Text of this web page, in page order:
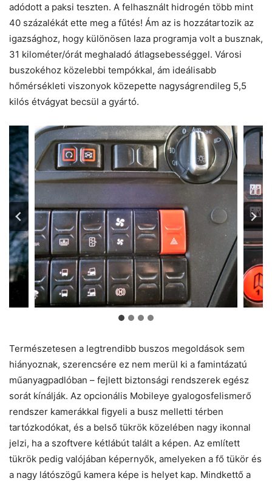
adódott a paksi teszten. A felhasznált hidrogén több mint
40 százalékát ette meg a fűtés! Ám az is hozzátartozik az
igazsághoz, hogy különösen laza programja volt a busznak,
31 kilométer/órát meghaladó átlagsebességgel. Városi
buszokéhoz közelebbi tempókkal, ám ideálisabb
hőmérsékleti viszonyok közepette nagyságrendileg 5,5
kilós étvágyat becsül a gyártó.
Természetesen a legtrendibb buszos megoldások sem
hiányoznak, szerencsére ez nem merül ki a famintázatú
műanyagpadlóban – fejlett biztonsági rendszerek egész
sorát kínálják. Az opcionális Mobileye gyalogosfelismerő
rendszer kamerákkal figyeli a busz melletti térben
tartózkodókat, és a belső tükrök közelében nagy ikonnal
jelzi, ha a szoftvere kétlábút talált a képen. Az említett
tükrök pedig valójában képernyők, amelyeken a fő tükör és
a nagy látószögű kamera képe is helyet kap. Mindkettő a